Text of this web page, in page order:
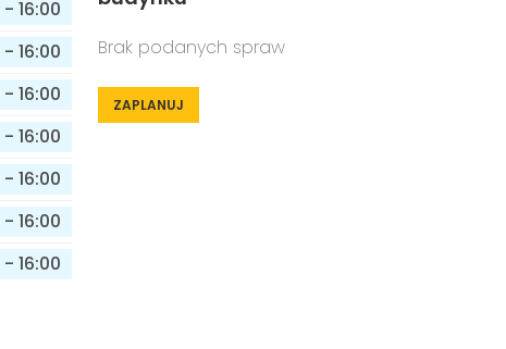
- 16:00
- 16:00
- 16:00
- 16:00
- 16:00
- 16:00
- 16:00
Brak podanych spraw
ZAPLANUJ